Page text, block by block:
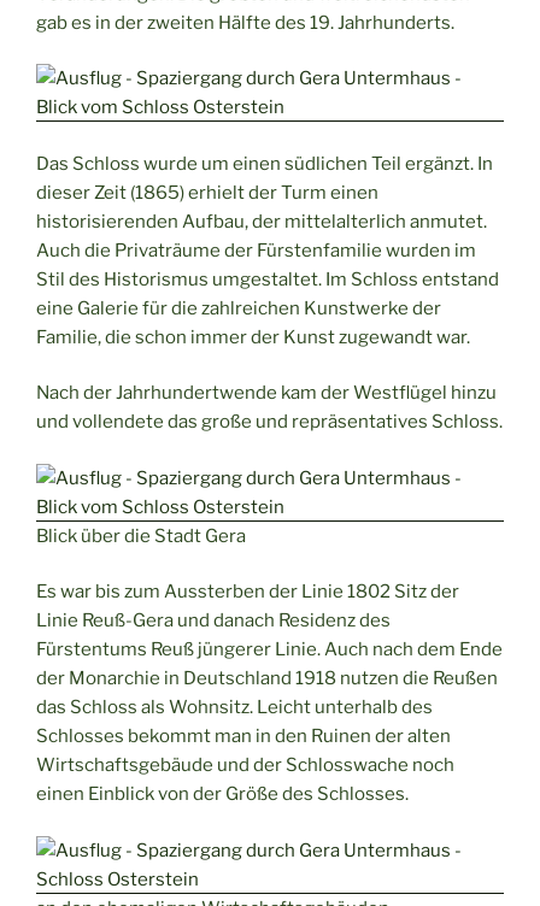
gab es in der zweiten Hälfte des 19. Jahrhunderts.
Das Schloss wurde um einen südlichen Teil ergänzt. In
dieser Zeit (1865) erhielt der Turm einen
historisierenden Aufbau, der mittelalterlich anmutet.
Auch die Privaträume der Fürstenfamilie wurden im
Stil des Historismus umgestaltet. Im Schloss entstand
eine Galerie für die zahlreichen Kunstwerke der
Familie, die schon immer der Kunst zugewandt war.
Nach der Jahrhundertwende kam der Westflügel hinzu
und vollendete das große und repräsentatives Schloss.
Blick über die Stadt Gera
Es war bis zum Aussterben der Linie 1802 Sitz der
Linie Reuß-Gera und danach Residenz des
Fürstentums Reuß jüngerer Linie. Auch nach dem Ende
der Monarchie in Deutschland 1918 nutzen die Reußen
das Schloss als Wohnsitz. Leicht unterhalb des
Schlosses bekommt man in den Ruinen der alten
Wirtschaftsgebäude und der Schlosswache noch
einen Einblick von der Größe des Schlosses.